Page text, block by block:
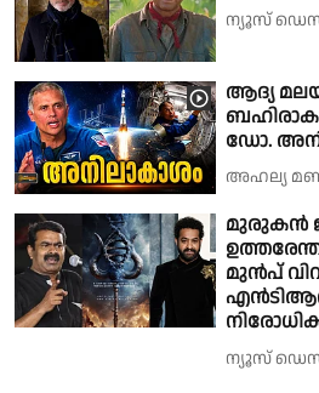
ന്യൂസ്
ആദ്യ
ഡോ.
അഹല്യ
മുരുകൻ
മുൻപ്
എൻടിആർ
ന്യൂസ്